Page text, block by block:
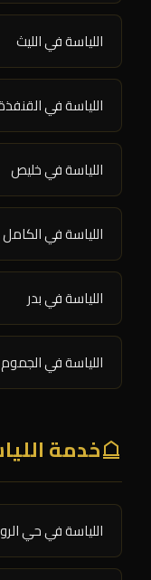
اللياسة في الليث
اللياسة في
اللياسة في خليص
اللياسة في الكامل
اللياسة في بدر
اللياسة في الجموم
خدمة
اللياسة في حي